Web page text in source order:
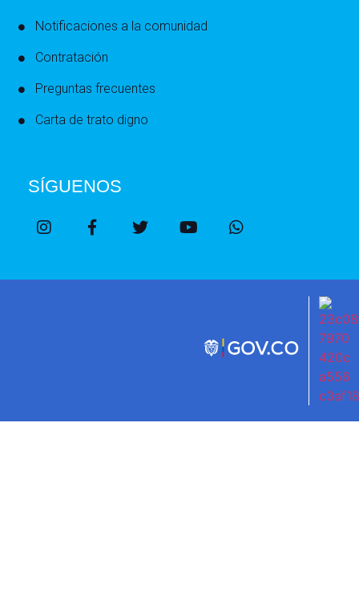
Notificaciones a la comunidad
Contratación
Preguntas frecuentes
Carta de trato digno
SÍGUENOS